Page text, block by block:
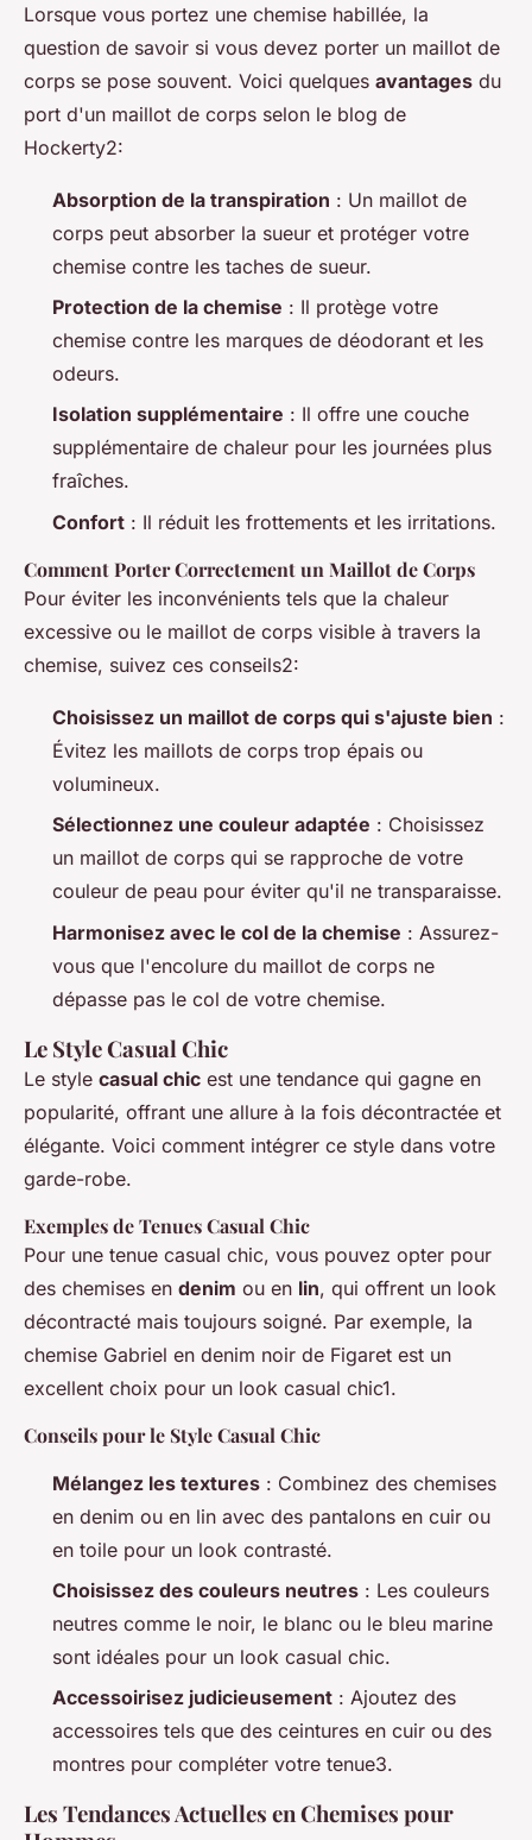
Lorsque vous portez une chemise habillée, la
question de savoir si vous devez porter un maillot de
corps se pose souvent. Voici quelques avantages du
port d'un maillot de corps selon le blog de
Hockerty2:
Absorption de la transpiration : Un maillot de
corps peut absorber la sueur et protéger votre
chemise contre les taches de sueur.
Protection de la chemise : Il protège votre
chemise contre les marques de déodorant et les
odeurs.
Isolation supplémentaire : Il offre une couche
supplémentaire de chaleur pour les journées plus
fraîches.
Confort : Il réduit les frottements et les irritations.
Comment Porter Correctement un Maillot de Corps
Pour éviter les inconvénients tels que la chaleur
excessive ou le maillot de corps visible à travers la
chemise, suivez ces conseils2:
Choisissez un maillot de corps qui s'ajuste bien :
Évitez les maillots de corps trop épais ou
volumineux.
Sélectionnez une couleur adaptée : Choisissez
un maillot de corps qui se rapproche de votre
couleur de peau pour éviter qu'il ne transparaisse.
Harmonisez avec le col de la chemise : Assurez-
vous que l'encolure du maillot de corps ne
dépasse pas le col de votre chemise.
Le Style Casual Chic
Le style casual chic est une tendance qui gagne en
popularité, offrant une allure à la fois décontractée et
élégante. Voici comment intégrer ce style dans votre
garde-robe.
Exemples de Tenues Casual Chic
Pour une tenue casual chic, vous pouvez opter pour
des chemises en denim ou en lin, qui offrent un look
décontracté mais toujours soigné. Par exemple, la
chemise Gabriel en denim noir de Figaret est un
excellent choix pour un look casual chic1.
Conseils pour le Style Casual Chic
Mélangez les textures : Combinez des chemises
en denim ou en lin avec des pantalons en cuir ou
en toile pour un look contrasté.
Choisissez des couleurs neutres : Les couleurs
neutres comme le noir, le blanc ou le bleu marine
sont idéales pour un look casual chic.
Accessoirisez judicieusement : Ajoutez des
accessoires tels que des ceintures en cuir ou des
montres pour compléter votre tenue3.
Les Tendances Actuelles en Chemises pour